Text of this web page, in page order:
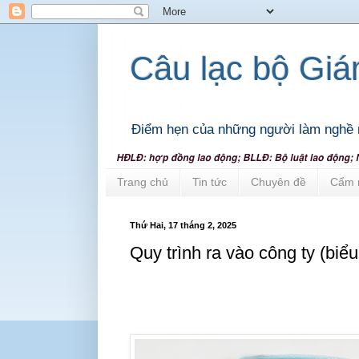
Câu lạc bộ
Điểm hẹn của những người làm nghề
Trang chủ Tin tức Chuyên đề Cẩm
Thứ Hai, 17 tháng 2, 2025
Quy trình ra vào công ty